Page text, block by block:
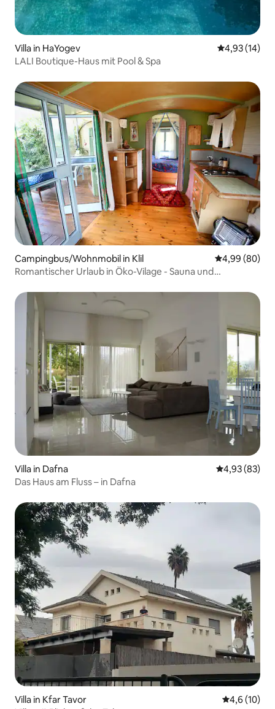
Villa in HaYogev
4,93 (14)
LALI Boutique-Haus mit Pool & Spa
Campingbus/Wohnmobil in Klil
4,99 (80)
Romantischer Urlaub in Öko-Vilage - Sauna und
Villa in Dafna
4,93 (83)
Das Haus am Fluss – in Dafna
Villa in Kfar Tavor
4,6 (10)